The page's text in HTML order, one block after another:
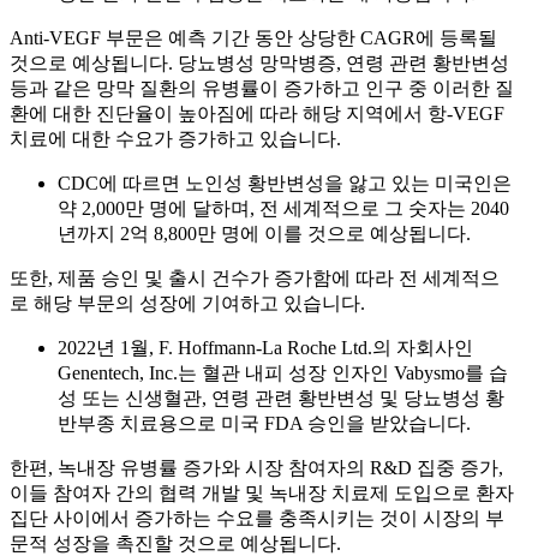
Anti-VEGF 부문은 예측 기간 동안 상당한 CAGR에 등록될
것으로 예상됩니다. 당뇨병성 망막병증, 연령 관련 황반변성
등과 같은 망막 질환의 유병률이 증가하고 인구 중 이러한 질
환에 대한 진단율이 높아짐에 따라 해당 지역에서 항-VEGF
치료에 대한 수요가 증가하고 있습니다.
CDC에 따르면 노인성 황반변성을 앓고 있는 미국인은
약 2,000만 명에 달하며, 전 세계적으로 그 숫자는 2040
년까지 2억 8,800만 명에 이를 것으로 예상됩니다.
또한, 제품 승인 및 출시 건수가 증가함에 따라 전 세계적으
로 해당 부문의 성장에 기여하고 있습니다.
2022년 1월, F. Hoffmann-La Roche Ltd.의 자회사인
Genentech, Inc.는 혈관 내피 성장 인자인 Vabysmo를 습
성 또는 신생혈관, 연령 관련 황반변성 및 당뇨병성 황
반부종 치료용으로 미국 FDA 승인을 받았습니다.
한편, 녹내장 유병률 증가와 시장 참여자의 R&D 집중 증가,
이들 참여자 간의 협력 개발 및 녹내장 치료제 도입으로 환자
집단 사이에서 증가하는 수요를 충족시키는 것이 시장의 부
문적 성장을 촉진할 것으로 예상됩니다.